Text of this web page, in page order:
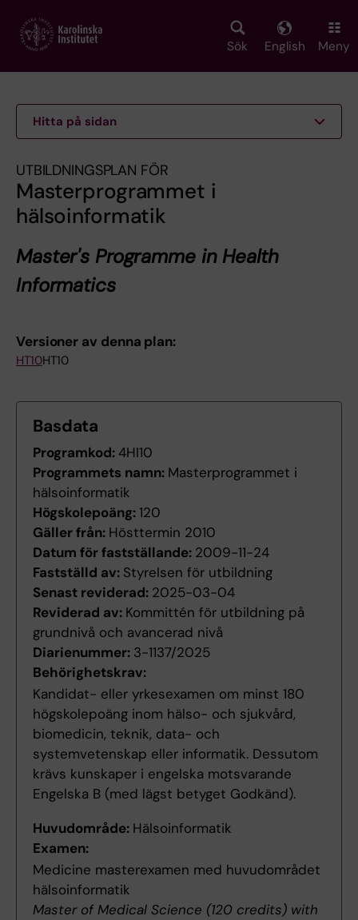
main
Sök English Meny
Hitta på sidan
UTBILDNINGSPLAN FÖR
Masterprogrammet i
hälsoinformatik
Master's Programme in Health
Informatics
Versioner av denna plan:
HT10HT10
Basdata
Programkod:4HI10
Programmets namn: Masterprogrammet i
hälsoinformatik
Högskolepoäng:120
Gäller från: Hösttermin 2010
Datum för fastställande: 2009-11-24
Fastställd av: Styrelsen för utbildning
Senast reviderad: 2025-03-04
Reviderad av: Kommittén för utbildning på
grundnivå och avancerad nivå
Diarienummer: 3-1137/2025
Behörighetskrav:
Kandidat- eller yrkesexamen om minst 180
högskolepoäng inom hälso- och sjukvård,
biomedicin, teknik, data- och
systemvetenskap eller informatik. Dessutom
krävs kunskaper i engelska motsvarande
Engelska B (med lägst betyget Godkänd).
Huvudområde: Hälsoinformatik
Examen:
Medicine masterexamen med huvudområdet
hälsoinformatik
Master of Medical Science (120 credits) with